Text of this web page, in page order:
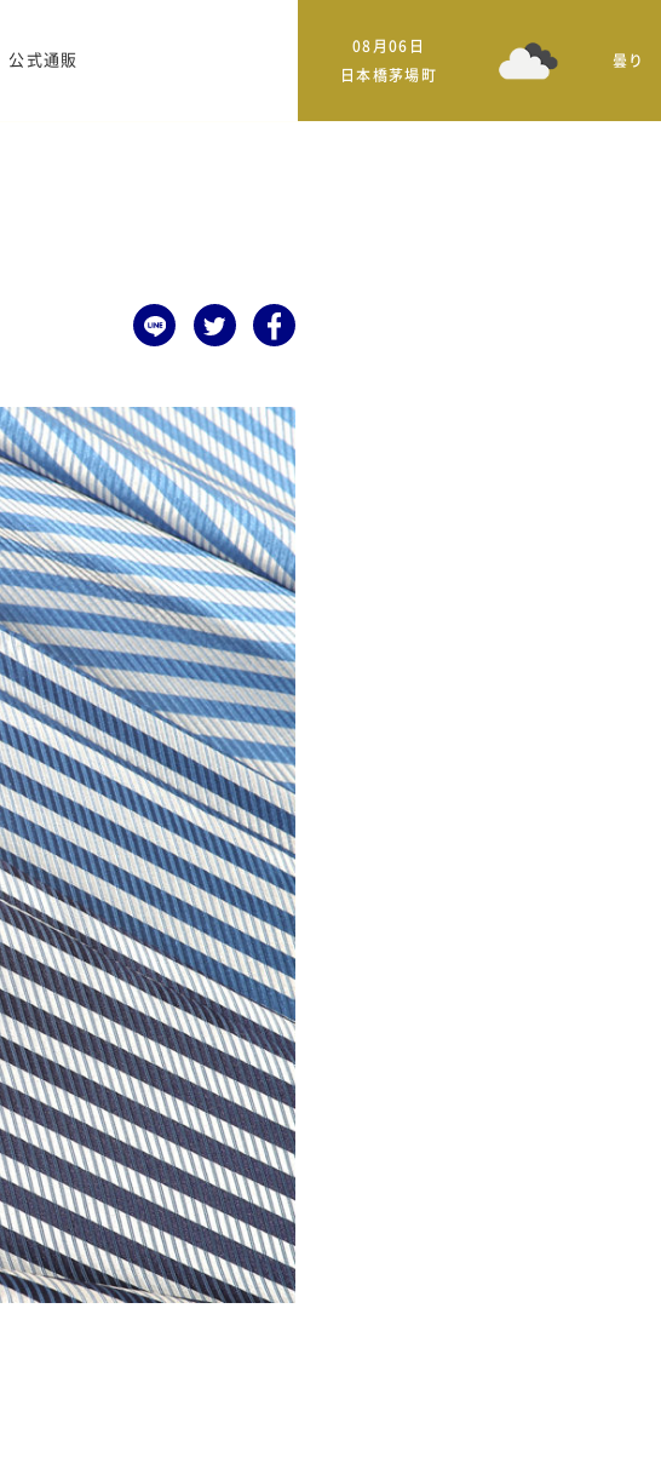
公式通販
08月06日
日本橋茅場町
曇り